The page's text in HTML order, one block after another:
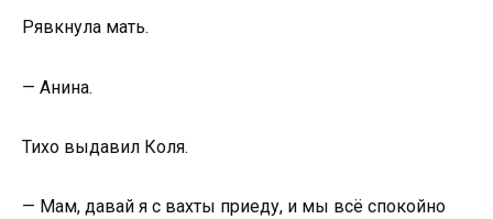
Рявкнула мать.
— Анина.
Тихо выдавил Коля.
— Мам, давай я с вахты приеду, и мы всё спокойно